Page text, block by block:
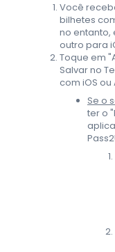
Você
bilhetes
no entanto,
outro para
Toque em
Salvar no
com iOS ou
Se o
ter o